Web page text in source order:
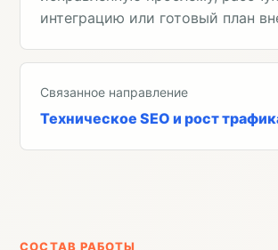
интеграцию или готовый план
Связанное направление
Техническое SEO и рост
СОСТАВ РАБОТЫ